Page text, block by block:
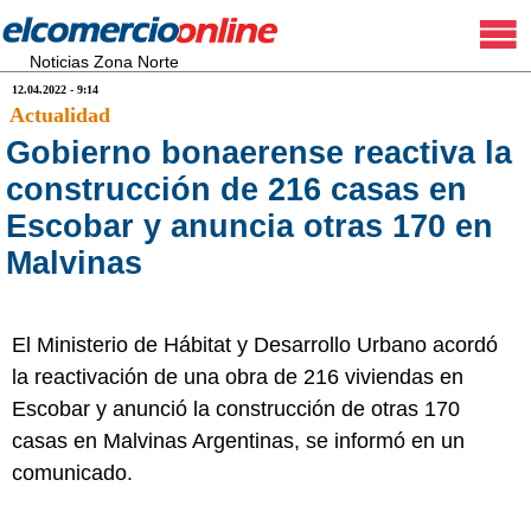
Noticias Zona Norte
12.04.2022 - 9:14
Actualidad
Gobierno bonaerense reactiva la
construcción de 216 casas en
Escobar y anuncia otras 170 en
Malvinas
El Ministerio de Hábitat y Desarrollo Urbano acordó
la reactivación de una obra de 216 viviendas en
Escobar y anunció la construcción de otras 170
casas en Malvinas Argentinas, se informó en un
comunicado.